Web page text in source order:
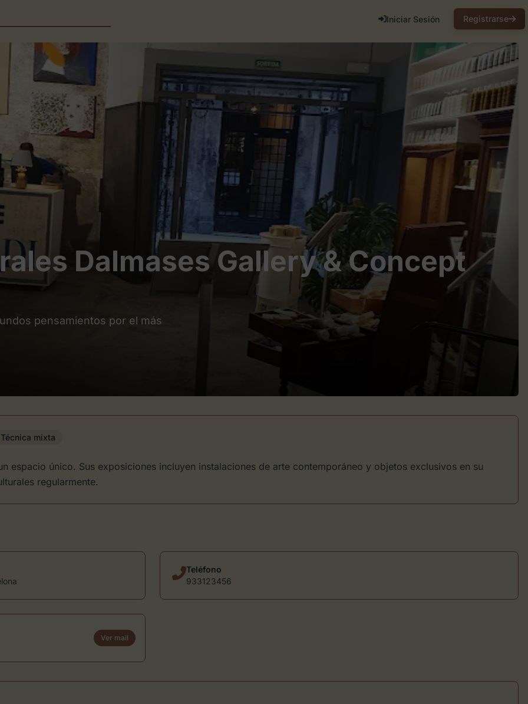
Iniciar Sesión Registrarse
Dalmases Gallery & Concept
pensamientos por el más
Técnica mixta
espacio único. Sus exposiciones incluyen instalaciones de arte contemporáneo y objetos exclusivos en su
regularmente.
Teléfono
933123456
Ver mail